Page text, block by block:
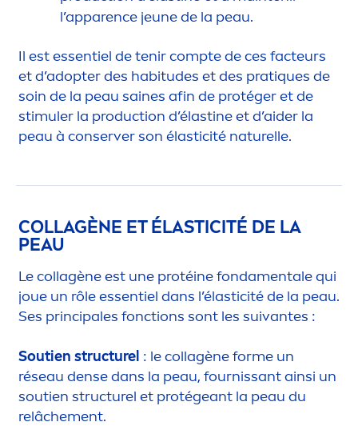
l’apparence jeune de la peau.
Il est essentiel de tenir compte de ces facteurs
et d’adopter des habitudes et des pratiques de
soin de la peau saines afin de protéger et de
stimuler la production d’élastine et d’aider la
peau à conserver son élasticité naturelle.
COLLAGÈNE ET ÉLASTICITÉ DE LA
PEAU
Le collagène est une protéine fondamentale qui
joue un rôle essentiel dans l’élasticité de la peau.
Ses principales fonctions sont les suivantes :
Soutien structurel : le collagène forme un
réseau dense dans la peau, fournissant ainsi un
soutien structurel et protégeant la peau du
relâchement.